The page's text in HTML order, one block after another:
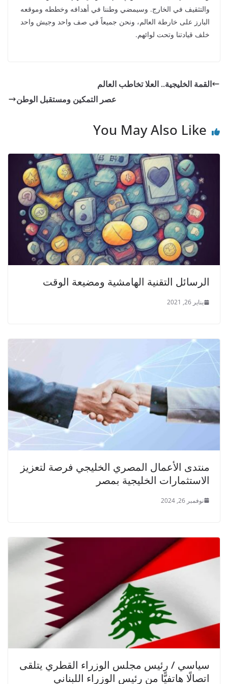
والتثقيف في الخارج. وسيمضي وطننا في أهدافه وخططه وموقعه
البارز على خارطة العالم، ونحن جميعاً في صف واحد وجيش واحد
خلف قيادتنا وتحت لوائهم.
القمة الخليجية.. العلا تخاطب العالم
عصر التمكين ومستقبل الوطن
You May Also Like
الرسائل التقنية الهامشية ومضيعة الوقت
يناير 26, 2021
منتدى الأعمال المصري الخليجي فرصة لتعزيز
الاستثمارات الخليجية بمصر
نوفمبر 26, 2024
سياسي / رئيس مجلس الوزراء القطري يتلقى
اتصالًا هاتفيًّا من رئيس الوزراء اللبناني